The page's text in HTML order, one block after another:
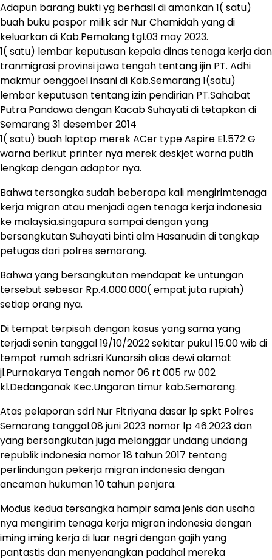
Adapun barang bukti yg berhasil di amankan 1( satu)
buah buku paspor milik sdr Nur Chamidah yang di
keluarkan di Kab.Pemalang tgl.03 may 2023.
1( satu) lembar keputusan kepala dinas tenaga kerja dan
tranmigrasi provinsi jawa tengah tentang ijin PT. Adhi
makmur oenggoel insani di Kab.Semarang 1(satu)
lembar keputusan tentang izin pendirian PT.Sahabat
Putra Pandawa dengan Kacab Suhayati di tetapkan di
Semarang 31 desember 2014
1( satu) buah laptop merek ACer type Aspire E1.572 G
warna berikut printer nya merek deskjet warna putih
lengkap dengan adaptor nya.
Bahwa tersangka sudah beberapa kali mengirimtenaga
kerja migran atau menjadi agen tenaga kerja indonesia
ke malaysia.singapura sampai dengan yang
bersangkutan Suhayati binti alm Hasanudin di tangkap
petugas dari polres semarang.
Bahwa yang bersangkutan mendapat ke untungan
tersebut sebesar Rp.4.000.000( empat juta rupiah)
setiap orang nya.
Di tempat terpisah dengan kasus yang sama yang
terjadi senin tanggal 19/10/2022 sekitar pukul 15.00 wib di
tempat rumah sdri.sri Kunarsih alias dewi alamat
jl.Purnakarya Tengah nomor 06 rt 005 rw 002
kl.Dedanganak Kec.Ungaran timur kab.Semarang.
Atas pelaporan sdri Nur Fitriyana dasar lp spkt Polres
Semarang tanggal.08 juni 2023 nomor lp 46.2023 dan
yang bersangkutan juga melanggar undang undang
republik indonesia nomor 18 tahun 2017 tentang
perlindungan pekerja migran indonesia dengan
ancaman hukuman 10 tahun penjara.
Modus kedua tersangka hampir sama jenis dan usaha
nya mengirim tenaga kerja migran indonesia dengan
iming iming kerja di luar negri dengan gajih yang
pantastis dan menyenangkan padahal mereka